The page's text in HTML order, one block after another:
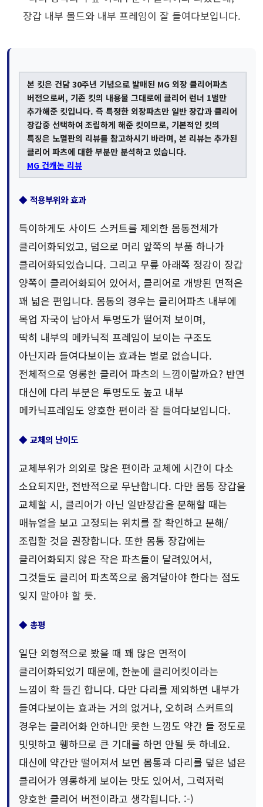
장갑 내부 몰드와 내부 프레임이 잘 들여다보입니다.
본 킷은 건담 30주년 기념으로 발매된 MG 외장 클리어파츠
버전으로써, 기존 킷의 내용물 그대로에 클리어 런너 1벌만
추가해준 킷입니다. 즉 특정한 외장파츠만 일반 장갑과 클리어
장갑중 선택하여 조립하게 해준 킷이므로, 기본적인 킷의
특징은 노멀판의 리뷰를 참고하시기 바라며, 본 리뷰는 추가된
클리어 파츠에 대한 부분만 분석하고 있습니다.
MG 건캐논 리뷰
◆ 적용부위와 효과
특이하게도 사이드 스커트를 제외한 몸통전체가
클리어화되었고, 덤으로 머리 앞쪽의 부품 하나가
클리어화되었습니다. 그리고 무릎 아래쪽 정강이 장갑
양쪽이 클리어화되어 있어서, 클리어로 개방된 면적은
꽤 넓은 편입니다. 몸통의 경우는 클리어파츠 내부에
목업 자국이 남아서 투명도가 떨어져 보이며,
딱히 내부의 메카닉적 프레임이 보이는 구조도
아닌지라 들여다보이는 효과는 별로 없습니다.
전체적으로 영롱한 클리어 파츠의 느낌이랄까요? 반면
대신에 다리 부분은 투명도도 높고 내부
메카닉프레임도 양호한 편이라 잘 들여다보입니다.
◆ 교체의 난이도
교체부위가 의외로 많은 편이라 교체에 시간이 다소
소요되지만, 전반적으로 무난합니다. 다만 몸통 장갑을
교체할 시, 클리어가 아닌 일반장갑을 분해할 때는
매뉴얼을 보고 고정되는 위치를 잘 확인하고 분해/
조립할 것을 권장합니다. 또한 몸통 장갑에는
클리어화되지 않은 작은 파츠들이 달려있어서,
그것들도 클리어 파츠쪽으로 옮겨달아야 한다는 점도
잊지 말아야 할 듯.
◆ 총평
일단 외형적으로 봤을 때 꽤 많은 면적이
클리어화되었기 때문에, 한눈에 클리어킷이라는
느낌이 확 들긴 합니다. 다만 다리를 제외하면 내부가
들여다보이는 효과는 거의 없거나, 오히려 스커트의
경우는 클리어화 안하니만 못한 느낌도 약간 들 정도로
밋밋하고 휑하므로 큰 기대를 하면 안될 듯 하네요.
대신에 약간만 떨어져서 보면 몸통과 다리를 덮은 넓은
클리어가 영롱하게 보이는 맛도 있어서, 그럭저럭
양호한 클리어 버전이라고 생각됩니다. :-)